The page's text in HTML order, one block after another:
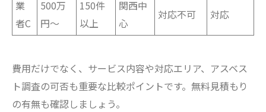
業
者C
500万
円〜
150件
以上
関西中
心
対応不可 対応
費用だけでなく、サービス内容や対応エリア、アスベス
ト調査の可否も重要な比較ポイントです。無料見積もり
の有無も確認しましょう。